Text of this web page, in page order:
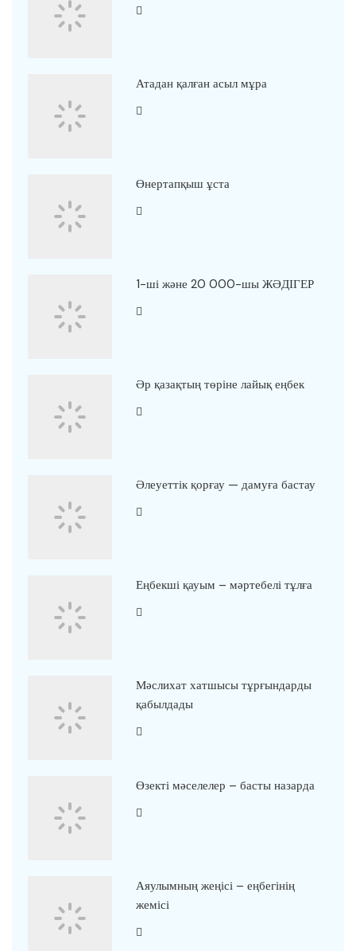
Атадан қалған асыл мұра
Өнертапқыш ұста
1-ші және 20 000-шы ЖӘДІГЕР
Әр қазақтың төріне лайық еңбек
Әлеуеттік қорғау — дамуға бастау
Еңбекші қауым – мәртебелі тұлға
Мәслихат хатшысы тұрғындарды
қабылдады
Өзекті мәселелер – басты назарда
Аяулымның жеңісі – еңбегінің
жемісі